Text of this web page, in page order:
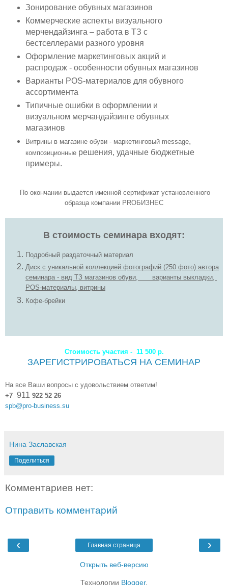
Зонирование обувных магазинов
Коммерческие аспекты визуального
мерчендайзинга – работа в ТЗ с
бестселлерами разного уровня
Оформление маркетинговых акций и
распродаж - особенности обувных магазинов
Варианты POS-материалов для обувного
ассортимента
Типичные ошибки в оформлении и
визуальном мерчандайзинге обувных
магазинов
Витрины в магазине обуви - маркетинговый message,
композиционные решения, удачные бюджетные
примеры.
По окончании выдается именной сертификат установленного
образца компании PROБИЗНЕС
В стоимость семинара входят:
Подробный раздаточный материал
Диск с уникальной коллекцией фотографий (250 фото) автора
семинара - вид ТЗ магазинов обуви, варианты выкладки,
POS-материалы, витрины
Кофе-брейки
Стоимость участия - 11 500 р.
ЗАРЕГИСТРИРОВАТЬСЯ НА СЕМИНАР
На все Ваши вопросы с удовольствием ответим!
+7 911 922 52 26
spb@pro-business.su
Нина Заславская
Поделиться
Комментариев нет:
Отправить комментарий
‹ ›
Главная страница
Открыть веб-версию
Технологии Blogger.